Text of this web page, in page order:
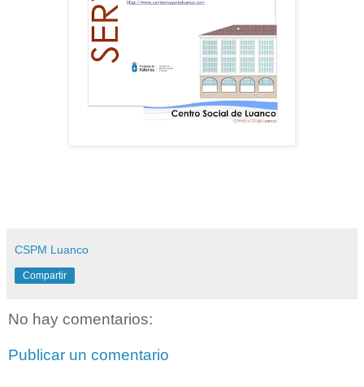
CSPM Luanco
Compartir
No hay comentarios:
Publicar un comentario